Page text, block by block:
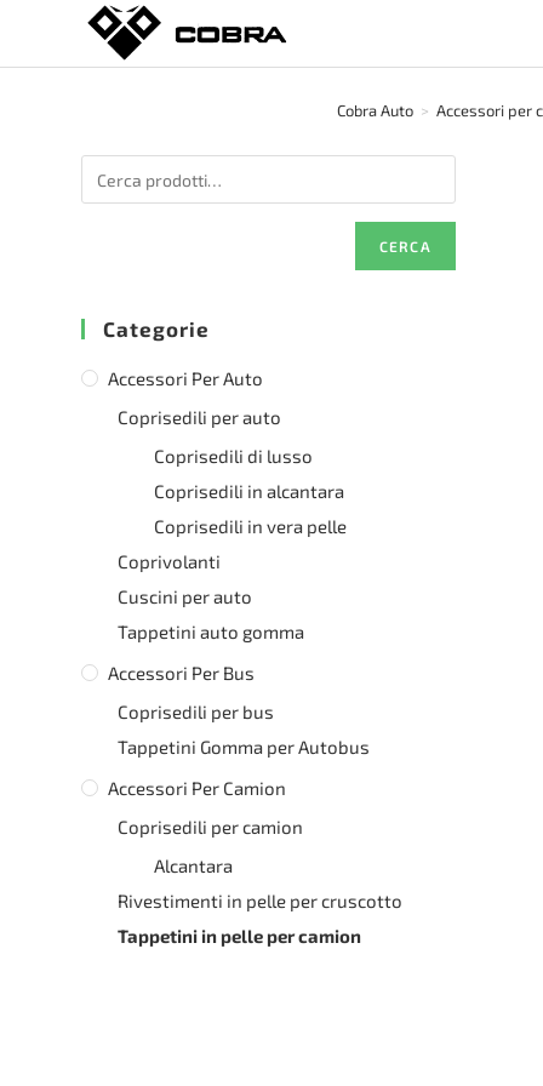
contenuto
Cobra Auto > Accessori per
CERCA
Categorie
Accessori Per Auto
Coprisedili per auto
Coprisedili di lusso
Coprisedili in alcantara
Coprisedili in vera pelle
Coprivolanti
Cuscini per auto
Tappetini auto gomma
Accessori Per Bus
Coprisedili per bus
Tappetini Gomma per Autobus
Accessori Per Camion
Coprisedili per camion
Alcantara
Rivestimenti in pelle per cruscotto
Tappetini in pelle per camion